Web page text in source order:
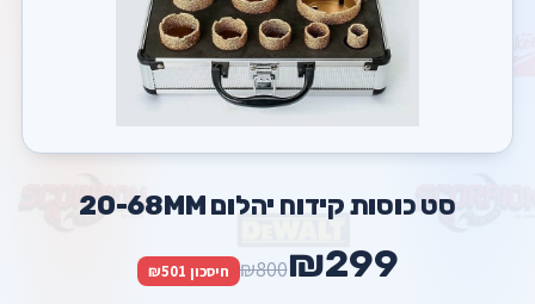
סט כוסות קידוח יהלום 20-68MM
₪299
₪800 חיסכון ₪501